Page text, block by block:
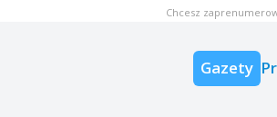
Gazety
Chcesz